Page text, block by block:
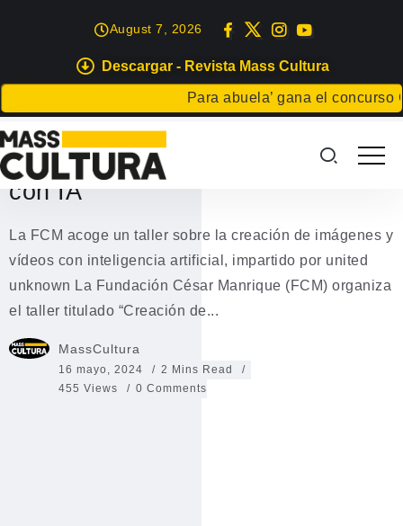
Descargar - Revista Mass Cultura
Para abuela’ gana el concurso
August 7, 2026
EVENTOS
La FCM acoge un taller de la
creación de imágenes y videos
con IA
La FCM acoge un taller sobre la creación de imágenes y
vídeos con inteligencia artificial, impartido por united
unknown La Fundación César Manrique (FCM) organiza
el taller titulado “Creación de...
MassCultura
16 mayo, 2024
2 Mins Read
455 Views
0 Comments